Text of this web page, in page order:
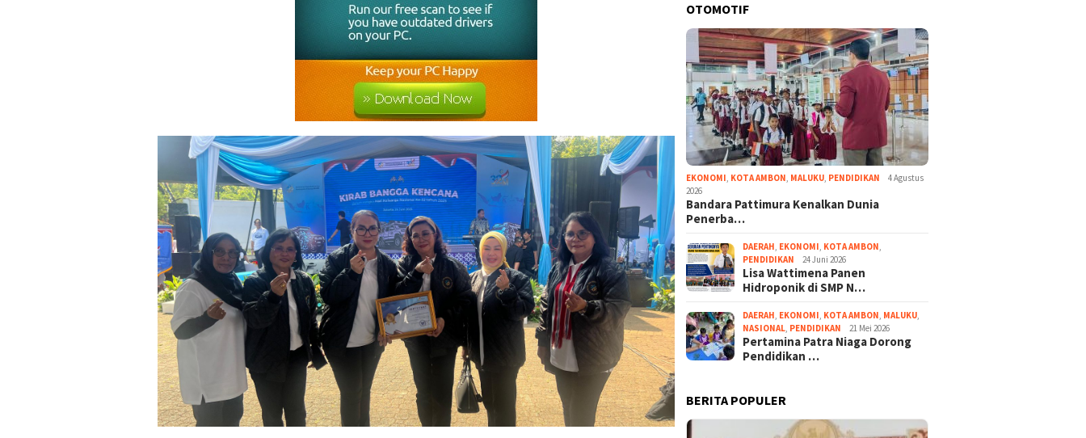
OTOMOTIF
EKONOMI, KOTA AMBON, MALUKU, PENDIDIKAN
4 Agustus
2026
Bandara Pattimura Kenalkan Dunia
Penerba…
DAERAH, EKONOMI, KOTA AMBON,
PENDIDIKAN
24 Juni 2026
Lisa Wattimena Panen
Hidroponik di SMP N…
DAERAH, EKONOMI, KOTA AMBON, MALUKU,
NASIONAL, PENDIDIKAN 21 Mei 2026
Pertamina Patra Niaga Dorong
Pendidikan …
BERITA POPULER